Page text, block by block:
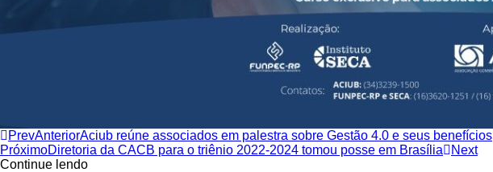
PrevAnteriorAciub reúne associados em palestra sobre Gestão 4.0 e seus benefícios
PróximoDiretoria da CACB para o triênio 2022-2024 tomou posse em Brasília
Next
Continue lendo